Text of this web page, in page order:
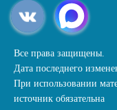
Все права защищены.
Дата последнего
При использовании
источник обязательна